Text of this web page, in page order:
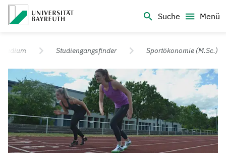
Suche
Menü
Universität Bayreuth – Deine Top-Campus-Uni
Studium Studiengangsfinder Sportökonomie (M.Sc.)